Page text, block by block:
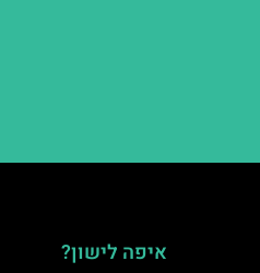
איפה לישון?